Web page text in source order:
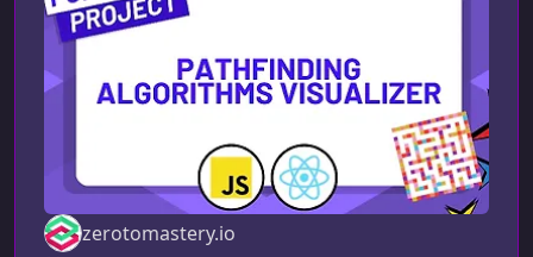
предлагает строки и блоки кода, а также
помогае
zerotomastery.io